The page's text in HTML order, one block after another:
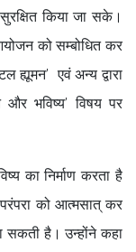
किया जा सके।
को सम्बोधित कर
ह्यूमन’ एवं अन्य द्वारा
और भविष्य’ विषय पर
का निर्माण करता है
को आत्मसात् कर
सकती है। उन्होंने कहा